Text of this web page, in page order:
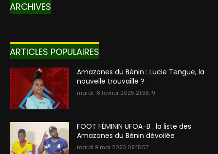
ARCHIVES
ARTICLES POPULAIRES
Amazones du Bénin : Lucie Tengue, la
nouvelle trouvaille ?
mardi 18 février 2025 21:38:19
FOOT FÉMININ UFOA-B : la liste des
Amazones du Bénin dévoilée
mardi 9 mai 2023 09:15:57